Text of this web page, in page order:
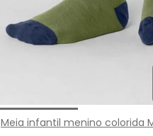
Meia infantil menino colorida